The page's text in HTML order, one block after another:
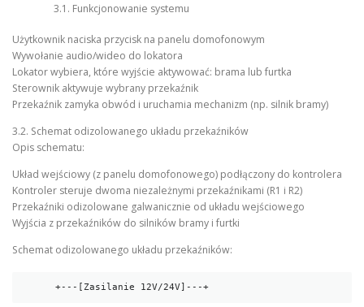
3.1. Funkcjonowanie systemu
Użytkownik naciska przycisk na panelu domofonowym
Wywołanie audio/wideo do lokatora
Lokator wybiera, które wyjście aktywować: brama lub furtka
Sterownik aktywuje wybrany przekaźnik
Przekaźnik zamyka obwód i uruchamia mechanizm (np. silnik bramy)
3.2. Schemat odizolowanego układu przekaźników
Opis schematu:
Układ wejściowy (z panelu domofonowego) podłączony do kontrolera
Kontroler steruje dwoma niezależnymi przekaźnikami (R1 i R2)
Przekaźniki odizolowane galwanicznie od układu wejściowego
Wyjścia z przekaźników do silników bramy i furtki
Schemat odizolowanego układu przekaźników:
      +---[Zasilanie 12V/24V]---+